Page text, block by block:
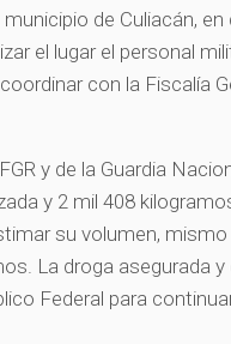
de Culiacán, en
el lugar el personal
con la Fiscalía
y de la Guardia
y 2 mil 408
su volumen, mismo
La droga asegurada y
Federal para